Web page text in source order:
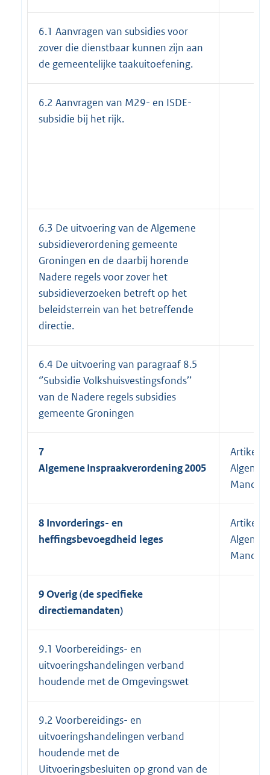
6.1 Aanvragen van subsidies voor
zover die dienstbaar kunnen zijn aan
de gemeentelijke taakuitoefening.
6.2 Aanvragen van M29- en ISDE-
subsidie bij het rijk.
6.3 De uitvoering van de Algemene
subsidieverordening gemeente
Groningen en de daarbij horende
Nadere regels voor zover het
subsidieverzoeken betreft op het
beleidsterrein van het betreffende
directie.
6.4 De uitvoering van paragraaf 8.5
‘’Subsidie Volkshuisvestingsfonds’’
van de Nadere regels subsidies
gemeente Groningen
7
Algemene Inspraakverordening 2005
Artikel
8 Invorderings- en
heffingsbevoegdheid leges
Artikel
9 Overig (de specifieke
directiemandaten)
9.1 Voorbereidings- en
uitvoeringshandelingen verband
houdende met de Omgevingswet
9.2 Voorbereidings- en
uitvoeringshandelingen verband
houdende met de
Uitvoeringsbesluiten op grond van de